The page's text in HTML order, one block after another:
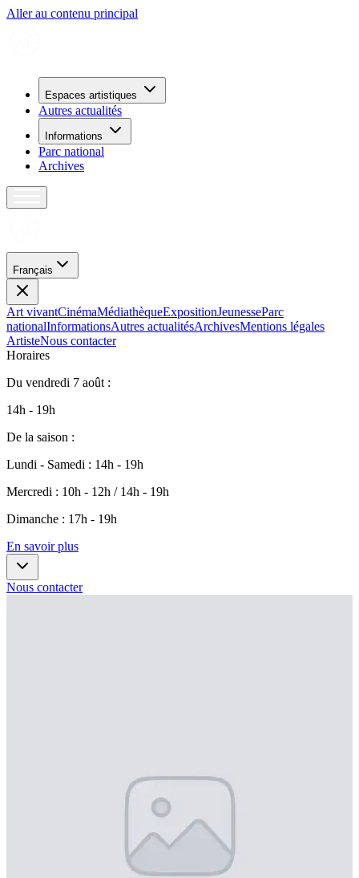
Aller au contenu principal
Espaces artistiques
Autres actualités
Informations
Parc national
Archives
Français
Art vivantCinémaMédiathèqueExpositionJeunesseParc
nationalInformationsAutres actualitésArchivesMentions légales
ArtisteNous contacter
Horaires
Du vendredi 7 août :
14h - 19h
De la saison :
Lundi - Samedi : 14h - 19h
Mercredi : 10h - 12h / 14h - 19h
Dimanche : 17h - 19h
En savoir plus
Nous contacter